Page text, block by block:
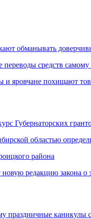
обманывать
средств самому
и яровчане похищают
Губернаторских
областью
района
редакцию закона о
праздничные каникулы